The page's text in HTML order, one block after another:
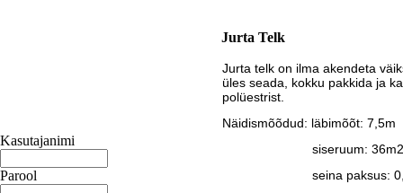
Kasutajanimi
Parool
Jurta Telk
Jurta telk on ilma akendeta
üles seada, kokku pakkida ja
polüestrist.
Näidismõõdud: läbimõõt: 7,5m
siseruum: 36m2
seina paksus: